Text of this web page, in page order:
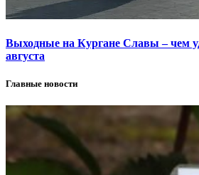
Выходные на Кургане Славы – чем
августа
Главные новости